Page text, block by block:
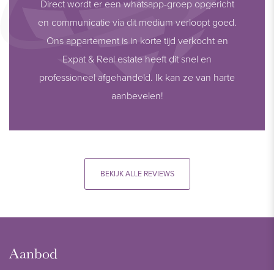
Direct wordt er een whatsapp-groep opgericht
en communicatie via dit medium verloopt goed.
Ons appartement is in korte tijd verkocht en
Expat & Real estate heeft dit snel en
professioneel afgehandeld. Ik kan ze van harte
aanbevelen!
BEKIJK ALLE REVIEWS
Aanbod